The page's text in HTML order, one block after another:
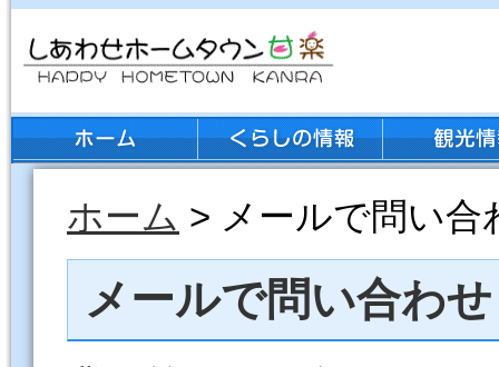
ホーム > メールで問い合
メールで問い合わせ